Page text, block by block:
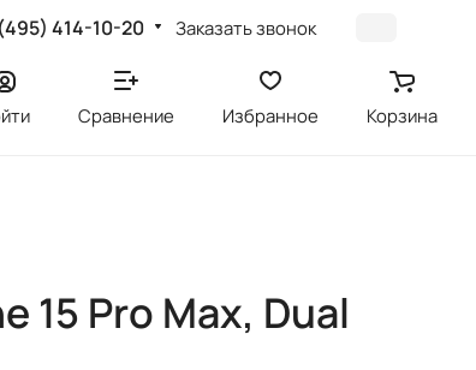
414-10-20 Заказать звонок
Сравнение Избранное Корзина
15 Pro Max, Dual